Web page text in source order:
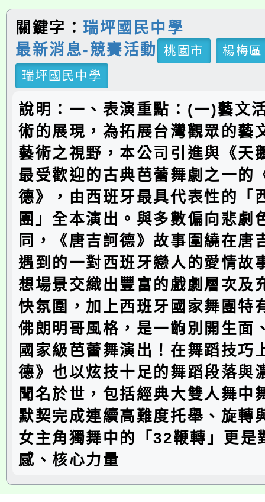
關鍵字： 瑞坪國民中學
最新消息-競賽活動
桃園市
楊梅區
瑞坪國民中學
說明：一、表演重點：(一)藝文
術的展現，為拓展台灣觀眾的藝
藝術之視野，本公司引進與《天
最受歡迎的古典芭蕾舞劇之一的
德》，由西班牙最具代表性的「
團」全本演出。與多數偏向悲劇
同，《唐吉訶德》故事圍繞在唐
遇到的一對西班牙戀人的愛情故
想場景交織出豐富的戲劇層次及
快氛圍，加上西班牙國家舞團特
佛朗明哥風格，是一齣別開生面
國家級芭蕾舞演出！在舞蹈技巧
德》也以炫技十足的舞蹈段落與
聞名於世，包括經典大雙人舞中
默契完成連續高難度托舉、旋轉
女主角獨舞中的「32鞭轉」更是
感、核心力量